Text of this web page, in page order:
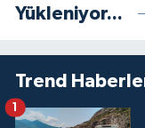
Yükleniyor...
Trend
1